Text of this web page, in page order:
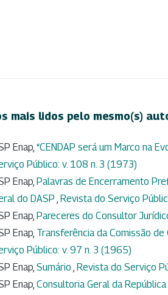
mais lidos pelo mesmo(s)
Enap, “CENDAP será um Marco na
Público: v. 108 n. 3 (1973)
Enap, Palavras de Encerramento
do DASP , Revista do Serviço
Enap, Pareceres do Consultor
Enap, Transferência da Comissão
Público: v. 97 n. 3 (1965)
Enap, Sumário , Revista do Serviço
Enap, Consultoria Geral da República